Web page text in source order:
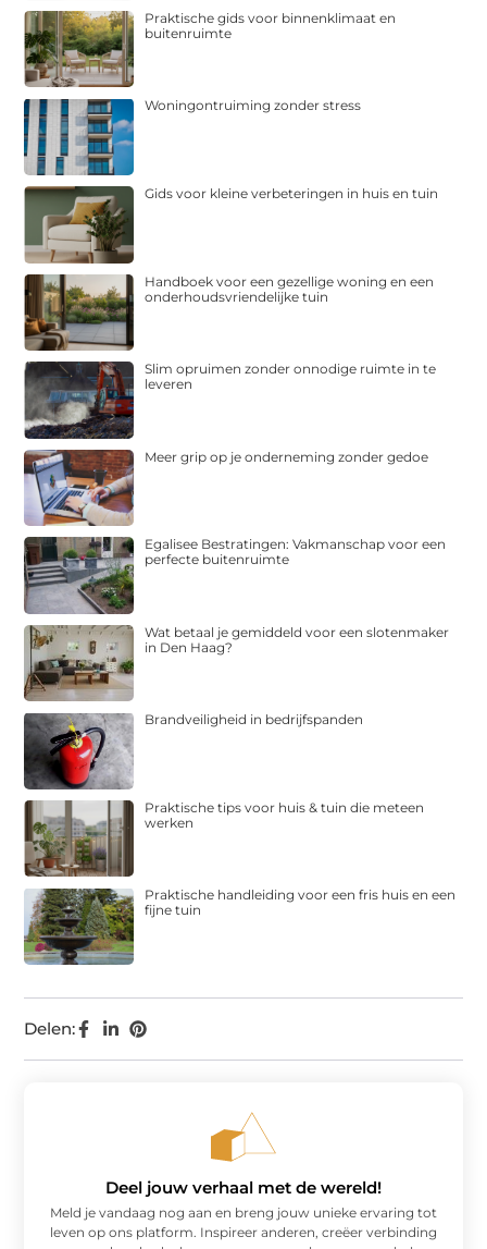
Delen:
Praktische gids voor binnenklimaat en
buitenruimte
Woningontruiming zonder stress
Gids voor kleine verbeteringen in huis en tuin
Handboek voor een gezellige woning en een
onderhoudsvriendelijke tuin
Slim opruimen zonder onnodige ruimte in te
leveren
Meer grip op je onderneming zonder gedoe
Egalisee Bestratingen: Vakmanschap voor een
perfecte buitenruimte
Wat betaal je gemiddeld voor een slotenmaker
in Den Haag?
Brandveiligheid in bedrijfspanden
Praktische tips voor huis & tuin die meteen
werken
Praktische handleiding voor een fris huis en een
fijne tuin
Deel jouw verhaal met de wereld!
Meld je vandaag nog aan en breng jouw unieke ervaring tot
leven op ons platform. Inspireer anderen, creëer verbinding